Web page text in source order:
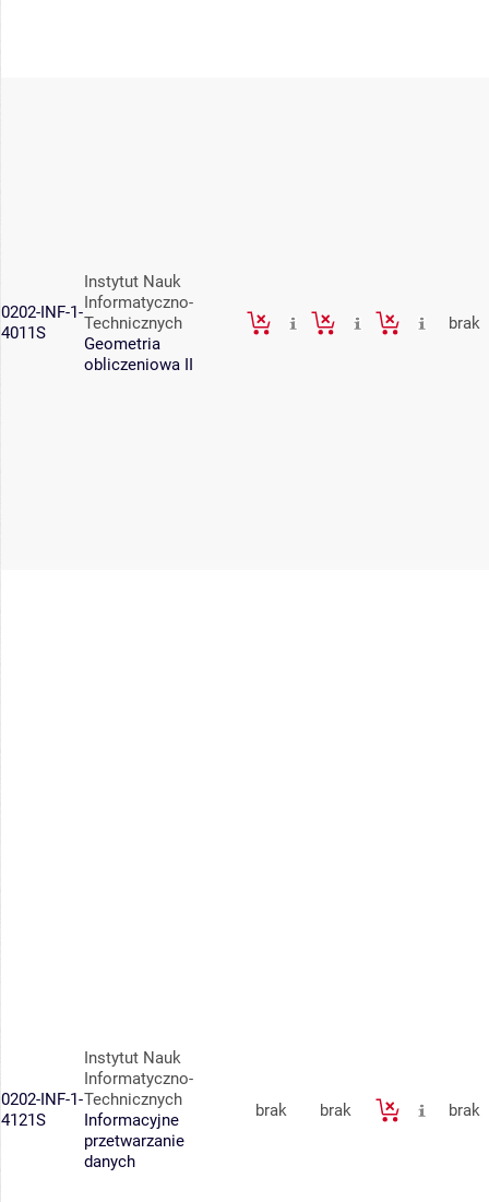
0202-INF-1-
4011S
Instytut Nauk
Informatyczno-
Technicznych
Geometria
obliczeniowa II
brak
0202-INF-1-
4121S
Instytut Nauk
Informatyczno-
Technicznych
Informacyjne
przetwarzanie
danych
brak brak brak